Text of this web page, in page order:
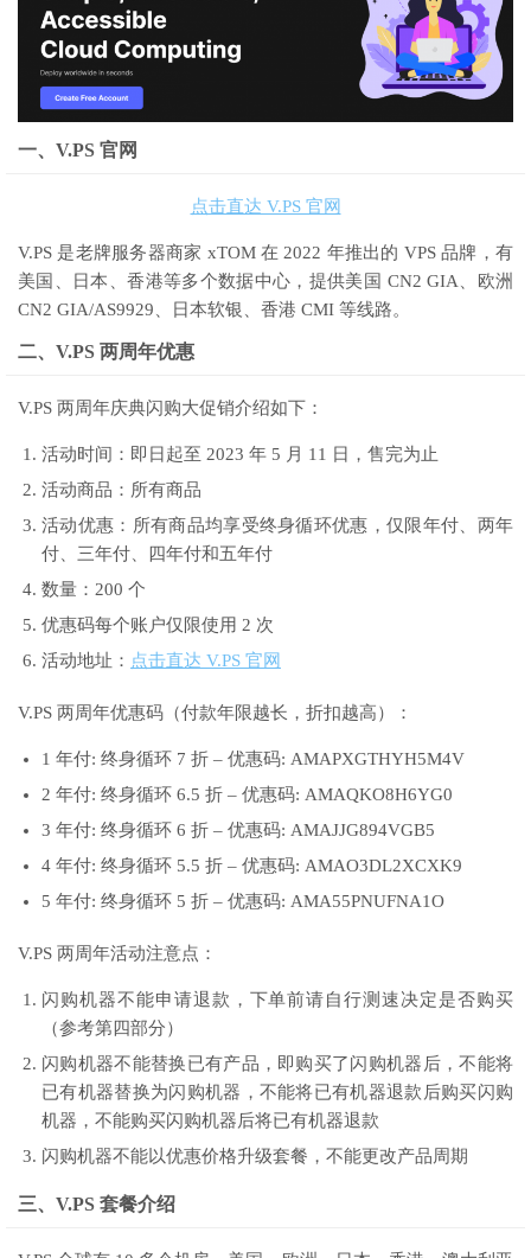
一、V.PS 官网
点击直达 V.PS 官网
V.PS 是老牌服务器商家 xTOM 在 2022 年推出的 VPS 品牌，有
美国、日本、香港等多个数据中心，提供美国 CN2 GIA、欧洲
CN2 GIA/AS9929、日本软银、香港 CMI 等线路。
二、V.PS 两周年优惠
V.PS 两周年庆典闪购大促销介绍如下：
活动时间：即日起至 2023 年 5 月 11 日，售完为止
活动商品：所有商品
活动优惠：所有商品均享受终身循环优惠，仅限年付、两年
付、三年付、四年付和五年付
数量：200 个
优惠码每个账户仅限使用 2 次
活动地址： 点击直达 V.PS 官网
V.PS 两周年优惠码（付款年限越长，折扣越高）：
1 年付: 终身循环 7 折 – 优惠码: AMAPXGTHYH5M4V
2 年付: 终身循环 6.5 折 – 优惠码: AMAQKO8H6YG0
3 年付: 终身循环 6 折 – 优惠码: AMAJJG894VGB5
4 年付: 终身循环 5.5 折 – 优惠码: AMAO3DL2XCXK9
5 年付: 终身循环 5 折 – 优惠码: AMA55PNUFNA1O
V.PS 两周年活动注意点：
闪购机器不能申请退款，下单前请自行测速决定是否购买
（参考第四部分）
闪购机器不能替换已有产品，即购买了闪购机器后，不能将
已有机器替换为闪购机器，不能将已有机器退款后购买闪购
机器，不能购买闪购机器后将已有机器退款
闪购机器不能以优惠价格升级套餐，不能更改产品周期
三、V.PS 套餐介绍